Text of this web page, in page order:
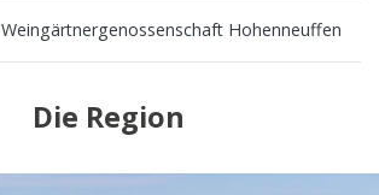
Weingärtnergenossenschaft Hohenneuffen
Die Region